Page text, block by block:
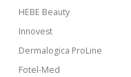
HEBE Beauty
Innovest
Dermalogica ProLine
Fotel-Med